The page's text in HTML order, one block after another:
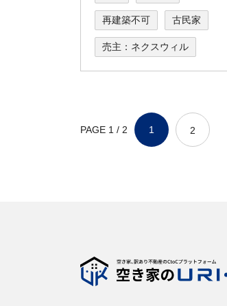
再建築不可 古民家
売主：ネクスウィル
PAGE 1 / 2 1 2